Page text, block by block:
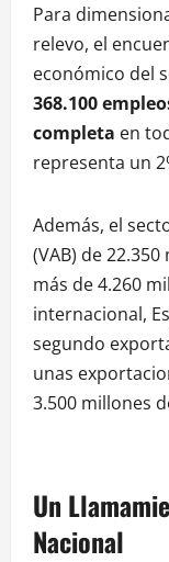
Para
relevo, el
económico del
368.100
completa en
representa un
Además, el
(VAB) de
más de 4.260
internacional,
segundo
unas
3.500 millones
Un
Nacional